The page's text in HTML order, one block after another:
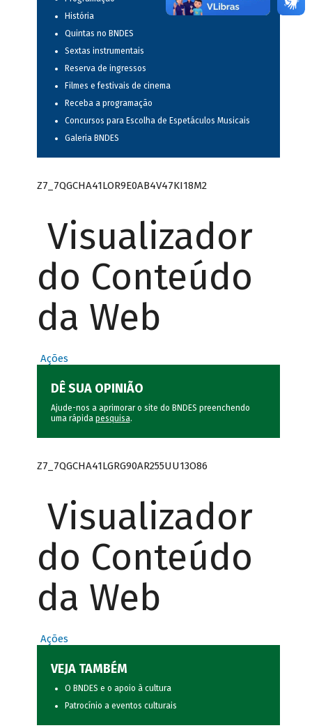
História
Quintas no BNDES
Sextas instrumentais
Reserva de ingressos
Filmes e festivais de cinema
Receba a programação
Concursos para Escolha de Espetáculos Musicais
Galeria BNDES
Z7_7QGCHA41LOR9E0AB4V47KI18M2
Visualizador
do Conteúdo
da Web
Ações
DÊ SUA OPINIÃO
Ajude-nos a aprimorar o site do BNDES preenchendo
uma rápida pesquisa.
Z7_7QGCHA41LGRG90AR255UU13O86
Visualizador
do Conteúdo
da Web
Ações
VEJA TAMBÉM
O BNDES e o apoio à cultura
Patrocínio a eventos culturais